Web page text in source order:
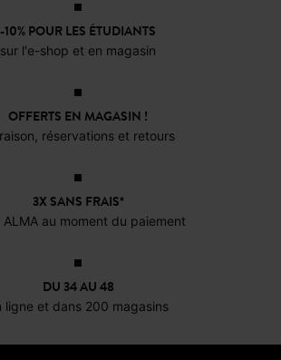
-10% POUR LES ÉTUDIANTS
sur l'e-shop et en magasin
OFFERTS EN MAGASIN !
réservations et retours
3X SANS FRAIS*
ALMA au moment du paiement
DU 34 AU 48
ligne et dans 200 magasins